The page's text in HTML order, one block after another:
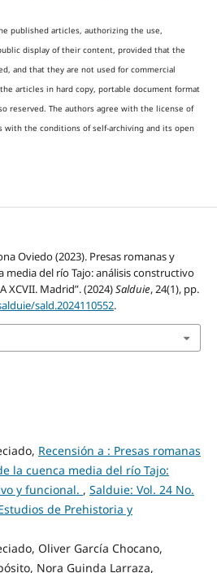
published articles, authorizing the use,
display of their content, provided that the
and that they are not used for commercial
articles in hard copy, portable document format
reserved. The authors agree with the license of
with the conditions of self-archiving and its open
Oviedo (2023). Presas romanas y
media del río Tajo: análisis constructivo
XCVII. Madrid”. (2024)Salduie, 24(1), pp.
sald.2024110552.
Recensión a : Presas romanas
la cuenca media del río Tajo:
y funcional. , Salduie: Vol. 24 No.
de Prehistoria y
Oliver García Chocano,
Nora Guinda Larraza,